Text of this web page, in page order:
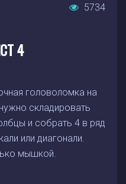
5734
4
головоломка на
складировать
и собрать 4 в ряд
или диагонали.
мышкой.